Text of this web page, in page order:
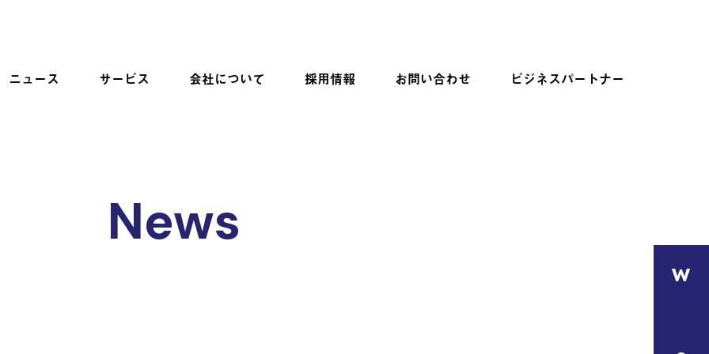
ニュース サービス 会社について 採用情報 お問い合わせ ビジネスパートナー
News